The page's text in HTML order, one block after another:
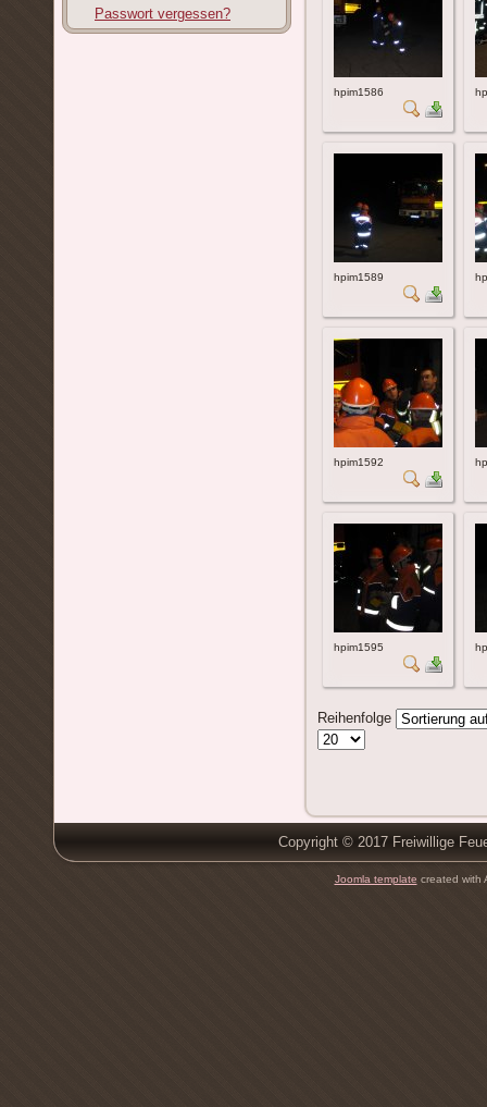
Passwort vergessen?
hpim1586
hpim1589
hpim1592
hpim1595
Reihenfolge
Copyright © 2017 Freiwillige
Joomla template created with